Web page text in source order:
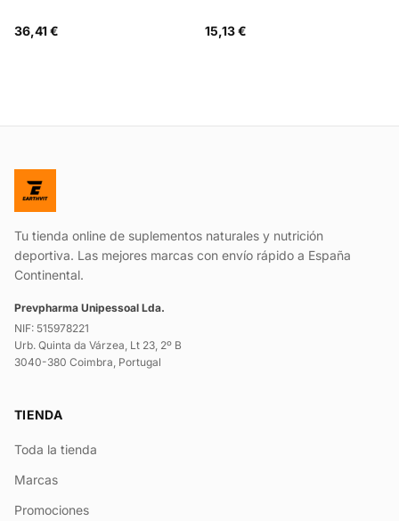
36,41 € 15,13 €
Tu tienda online de suplementos naturales y nutrición
deportiva. Las mejores marcas con envío rápido a España
Continental.
Prevpharma Unipessoal Lda.
NIF: 515978221
Urb. Quinta da Várzea, Lt 23, 2º B
3040-380 Coimbra, Portugal
TIENDA
Toda la tienda
Marcas
Promociones